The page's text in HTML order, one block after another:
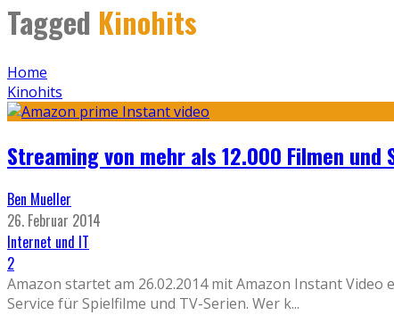
Tagged Kinohits
Home
Kinohits
Streaming von mehr als 12.000 Filmen
Ben Mueller
26. Februar 2014
Internet und IT
2
Amazon startet am 26.02.2014 mit Amazon Instant
Service für Spielfilme und TV-Serien. Wer k...